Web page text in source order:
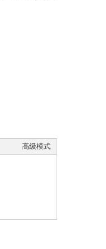
高级模式